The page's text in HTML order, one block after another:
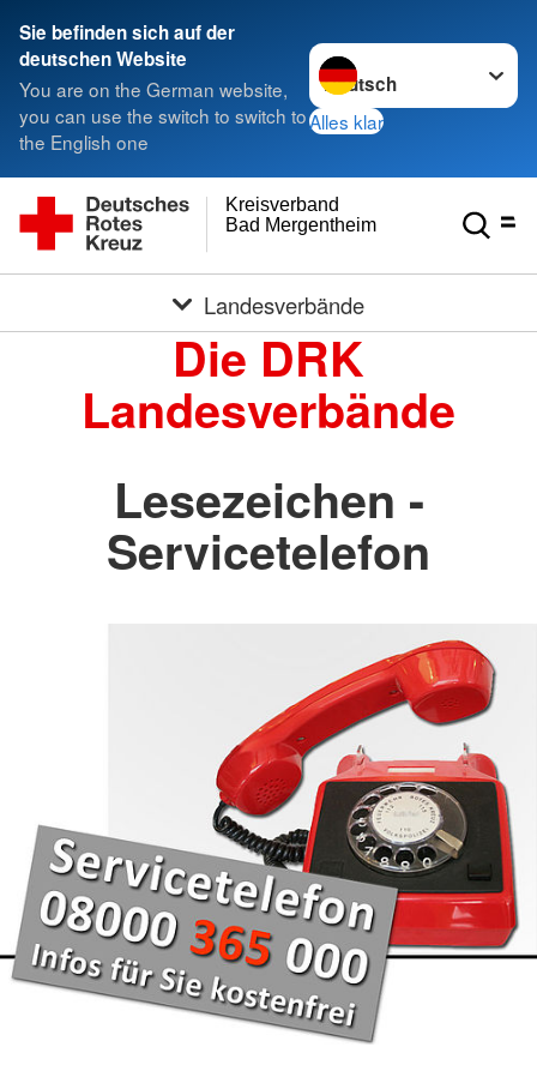
Sie befinden sich auf der
deutschen Website
You are on the German website,
you can use the switch to switch to
the English one
Sprache wechseln zu
Alles klar
Bad Mergentheim e.V.
Kreisverband
Landesverbände
Die DRK
Landesverbände
Lesezeichen -
Servicetelefon